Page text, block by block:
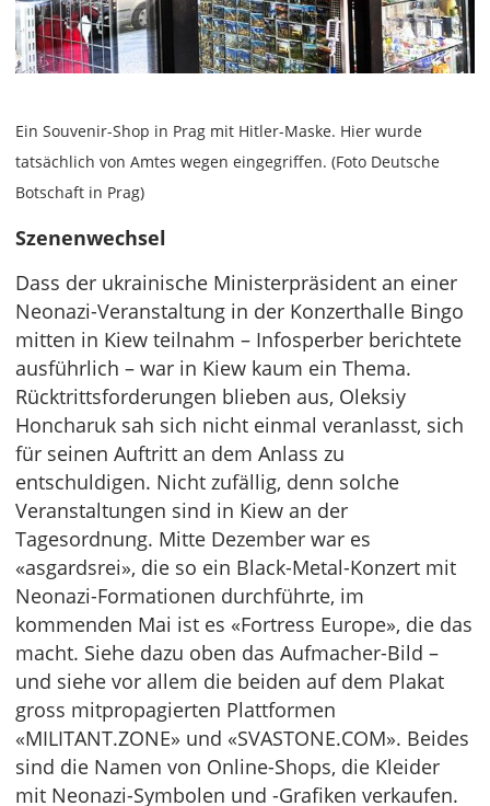
Ein Souvenir-Shop in Prag mit Hitler-Maske. Hier wurde
tatsächlich von Amtes wegen eingegriffen. (Foto Deutsche
Botschaft in Prag)
Szenenwechsel
Dass der ukrainische Ministerpräsident an einer
Neonazi-Veranstaltung in der Konzerthalle Bingo
mitten in Kiew teilnahm – Infosperber berichtete
ausführlich – war in Kiew kaum ein Thema.
Rücktrittsforderungen blieben aus, Oleksiy
Honcharuk sah sich nicht einmal veranlasst, sich
für seinen Auftritt an dem Anlass zu
entschuldigen. Nicht zufällig, denn solche
Veranstaltungen sind in Kiew an der
Tagesordnung. Mitte Dezember war es
«asgardsrei», die so ein Black-Metal-Konzert mit
Neonazi-Formationen durchführte, im
kommenden Mai ist es «Fortress Europe», die das
macht. Siehe dazu oben das Aufmacher-Bild –
und siehe vor allem die beiden auf dem Plakat
gross mitpropagierten Plattformen
«MILITANT.ZONE» und «SVASTONE.COM». Beides
sind die Namen von Online-Shops, die Kleider
mit Neonazi-Symbolen und -Grafiken verkaufen.